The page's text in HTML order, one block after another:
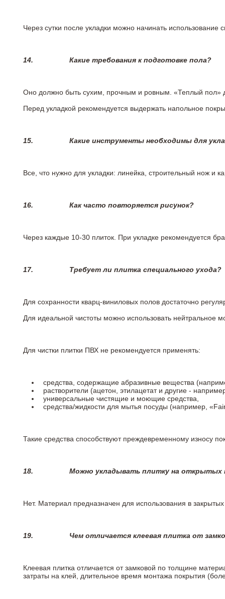
Через сутки после укладки можно начинать
14. Какие требования к подготовке пола?
Оно должно быть сухим, прочным и ровным. «Теплый пол»
Перед укладкой рекомендуется выдержать напольное
15. Какие инструменты необходимы для
Все, что нужно для укладки: линейка, строительный нож и
16. Как часто повторяется рисунок?
Через каждые 10-30 плиток. При укладке рекомендуется
17. Требует ли плитка специального ухода?
Для сохранности кварц-виниловых полов достаточно
Для идеальной чистоты можно использовать
Для чистки плитки ПВХ не рекомендуется применять:
средства, содержащие абразивные вещества
растворители (ацетон, этилацетат и другие -
универсальные чистящие и моющие средства,
средства/жидкости для мытья посуды (например,
Такие средства способствуют преждевременному износу
18. Можно укладывать плитку на открытых
Нет. Материал предназначен для использования в
19. Чем отличается клеевая плитка от
Клеевая плитка отличается от замковой по толщине
затраты на клей, длительное время монтажа покрытия